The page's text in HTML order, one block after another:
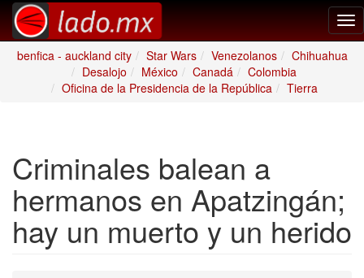
benfica - auckland city
Star Wars Venezolanos
Chihuahua
Desalojo
México Canadá
Colombia
Oficina de la Presidencia de la República
Tierra
Criminales balean a
hermanos en Apatzingán;
hay un muerto y un herido